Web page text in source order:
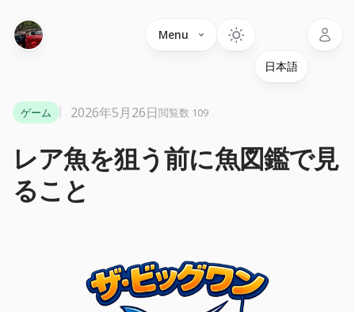
Menu
レア魚を狙う前に魚図鑑で見
ること
ゲーム 2026年5月26日閲覧数 109